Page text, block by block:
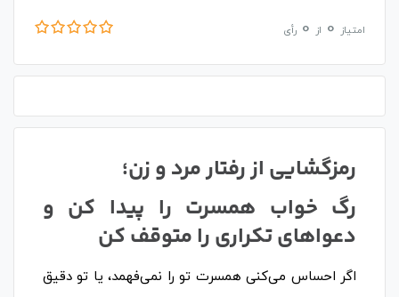
امتیاز 0 از 0 رأی
رمزگشایی از رفتار مرد و زن؛
رگ خواب همسرت را پیدا کن و
دعواهای تکراری را متوقف کن
اگر احساس می‌کنی همسرت تو را نمی‌فهمد، یا تو دقیق